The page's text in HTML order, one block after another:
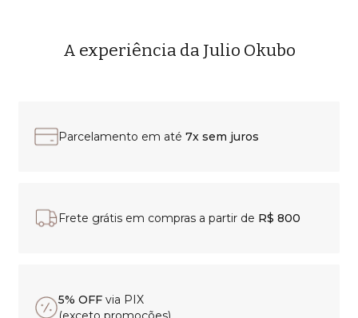
A experiência da Julio Okubo
Parcelamento em até 7x sem juros
Frete grátis em compras a partir de R$ 800
5% OFF via PIX